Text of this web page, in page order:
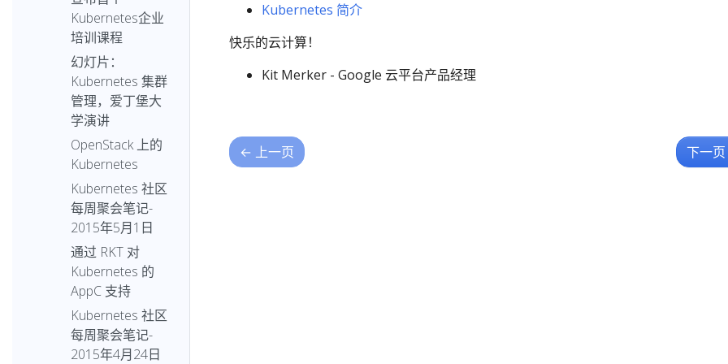
Kubernetes企业
培训课程
幻灯片：
Kubernetes 集群
管理，爱丁堡大
学演讲
OpenStack 上的
Kubernetes
Kubernetes 社区
每周聚会笔记-
2015年5月1日
通过 RKT 对
Kubernetes 的
AppC 支持
Kubernetes 社区
每周聚会笔记-
2015年4月24日
Kubernetes 简介
快乐的云计算！
Kit Merker - Google 云平台产品经理
← 上一页 下一页